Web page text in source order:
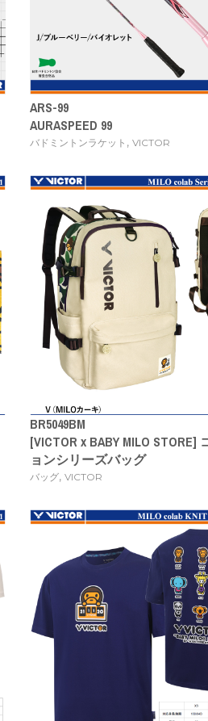
ARS-99
AURASPEED 99
バドミントンラケット , VICTOR
BR5049BM
[VICTOR x BABY MILO STORE]
ョンシリーズバッグ
バッグ, VICTOR